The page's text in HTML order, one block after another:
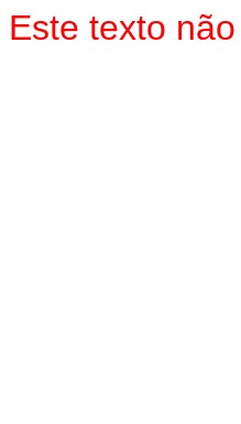
Este texto